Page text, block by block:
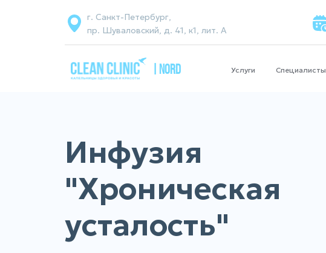
г. Санкт-Петербург,
пр. Шуваловский, д. 41, к1, лит. А
| NORD Услуги Специалисты
Инфузия
"Хроническая
усталость"